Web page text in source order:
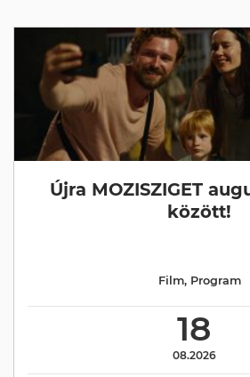
Újra MOZISZIGET
között!
18
08.2026
Film, Program